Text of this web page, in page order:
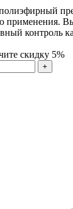
применения.
контроль
скидку 5%
+